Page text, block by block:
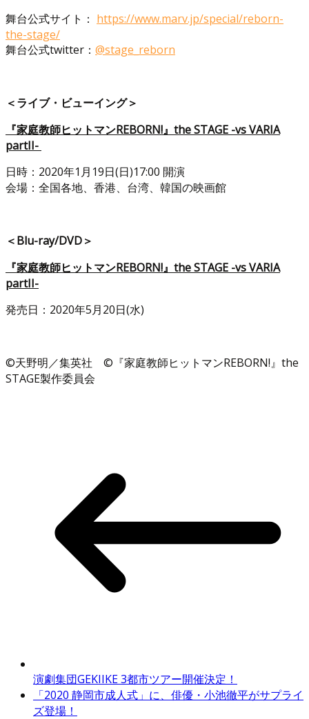
舞台公式サイト： https://www.marv.jp/special/reborn-
the-stage/
舞台公式twitter： @stage_reborn
＜ライブ・ビューイング＞
『家庭教師ヒットマンREBORN!』the STAGE -vs VARIA
partII-
日時：2020年1月19日(日)17:00 開演
会場：全国各地、香港、台湾、韓国の映画館
＜Blu-ray/DVD＞
『家庭教師ヒットマンREBORN!』the STAGE -vs VARIA
partII-
発売日：2020年5月20日(水)
©天野明／集英社 ©『家庭教師ヒットマンREBORN!』the
STAGE製作委員会
演劇集団GEKIIKE 3都市ツアー開催決定！
「2020 静岡市成人式」に、俳優・小池徹平がサプライ
ズ登場！